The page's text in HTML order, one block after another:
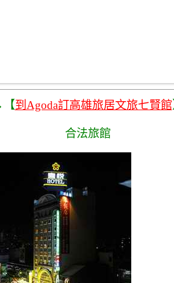
到Agoda訂高雄旅居文旅七賢館
合法旅館